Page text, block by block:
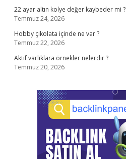
22 ayar altın kolye değer kaybeder mi ?
Temmuz 24, 2026
Hobby çikolata içinde ne var ?
Temmuz 22, 2026
Aktif varlıklara örnekler nelerdir ?
Temmuz 20, 2026